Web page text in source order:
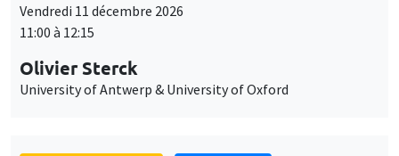
Vendredi 11 décembre 2026
11:00 à 12:15
Olivier Sterck
University of Antwerp & University of Oxford